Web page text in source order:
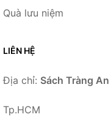
Quà lưu niệm
LIÊN HỆ
Địa chỉ: Sách Tràng An
Tp.HCM